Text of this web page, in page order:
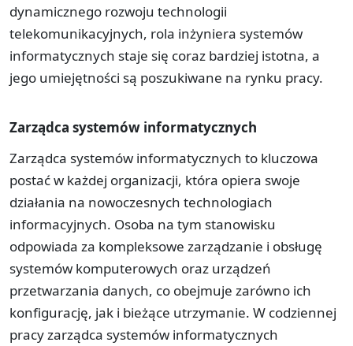
dynamicznego rozwoju technologii
telekomunikacyjnych, rola inżyniera systemów
informatycznych staje się coraz bardziej istotna, a
jego umiejętności są poszukiwane na rynku pracy.
Zarządca systemów informatycznych
Zarządca systemów informatycznych to kluczowa
postać w każdej organizacji, która opiera swoje
działania na nowoczesnych technologiach
informacyjnych. Osoba na tym stanowisku
odpowiada za kompleksowe zarządzanie i obsługę
systemów komputerowych oraz urządzeń
przetwarzania danych, co obejmuje zarówno ich
konfigurację, jak i bieżące utrzymanie. W codziennej
pracy zarządca systemów informatycznych